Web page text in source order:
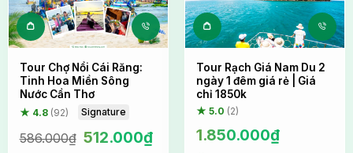
Trải nghiệm tự tay dựng lều cắm trại ngay trên bờ biển
Cảm giác được tự tay chuẩn bị cho không gian nghỉ
Tour Chợ Nổi Cái Răng:
Tinh Hoa Miền Sông
Nước Cần Thơ
★ 4.8 (92) Signature
586.000₫ Giá
512.000₫Giá
Tour Rạch Giá Nam Du 2
ngày 1 đêm giá rẻ | Giá
chỉ 1850k
★ 5.0 (2)
1.850.000₫